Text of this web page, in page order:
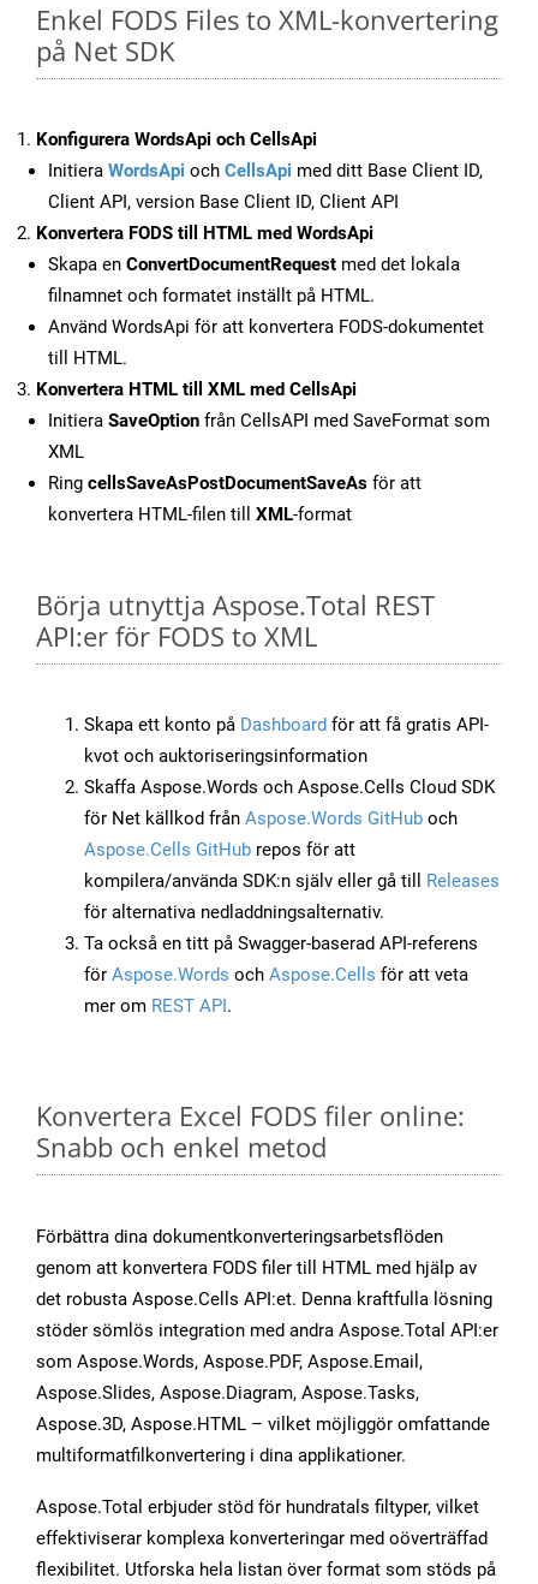
Enkel FODS Files to XML-konvertering
på Net SDK
Konfigurera WordsApi och CellsApi
Initiera WordsApi och CellsApi med ditt Base Client ID,
Client API, version Base Client ID, Client API
Konvertera FODS till HTML med WordsApi
Skapa en ConvertDocumentRequest med det lokala
filnamnet och formatet inställt på HTML.
Använd WordsApi för att konvertera FODS-dokumentet
till HTML.
Konvertera HTML till XML med CellsApi
Initiera SaveOption från CellsAPI med SaveFormat som
XML
Ring cellsSaveAsPostDocumentSaveAs för att
konvertera HTML-filen till XML-format
Börja utnyttja Aspose.Total REST
API:er för FODS to XML
Skapa ett konto på Dashboard för att få gratis API-
kvot och auktoriseringsinformation
Skaffa Aspose.Words och Aspose.Cells Cloud SDK
för Net källkod från Aspose.Words GitHub och
Aspose.Cells GitHub repos för att
kompilera/använda SDK:n själv eller gå till Releases
för alternativa nedladdningsalternativ.
Ta också en titt på Swagger-baserad API-referens
för Aspose.Words och Aspose.Cells för att veta
mer om REST API.
Konvertera Excel FODS filer online:
Snabb och enkel metod
Förbättra dina dokumentkonverteringsarbetsflöden
genom att konvertera FODS filer till HTML med hjälp av
det robusta Aspose.Cells API:et. Denna kraftfulla lösning
stöder sömlös integration med andra Aspose.Total API:er
som Aspose.Words, Aspose.PDF, Aspose.Email,
Aspose.Slides, Aspose.Diagram, Aspose.Tasks,
Aspose.3D, Aspose.HTML – vilket möjliggör omfattande
multiformatfilkonvertering i dina applikationer.
Aspose.Total erbjuder stöd för hundratals filtyper, vilket
effektiviserar komplexa konverteringar med oöverträffad
flexibilitet. Utforska hela listan över format som stöds på